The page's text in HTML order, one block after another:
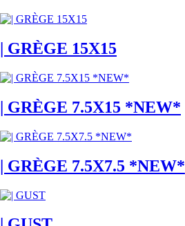
| GRÈGE 15X15
| GRÈGE 7.5X15 *NEW*
| GRÈGE 7.5X7.5 *NEW*